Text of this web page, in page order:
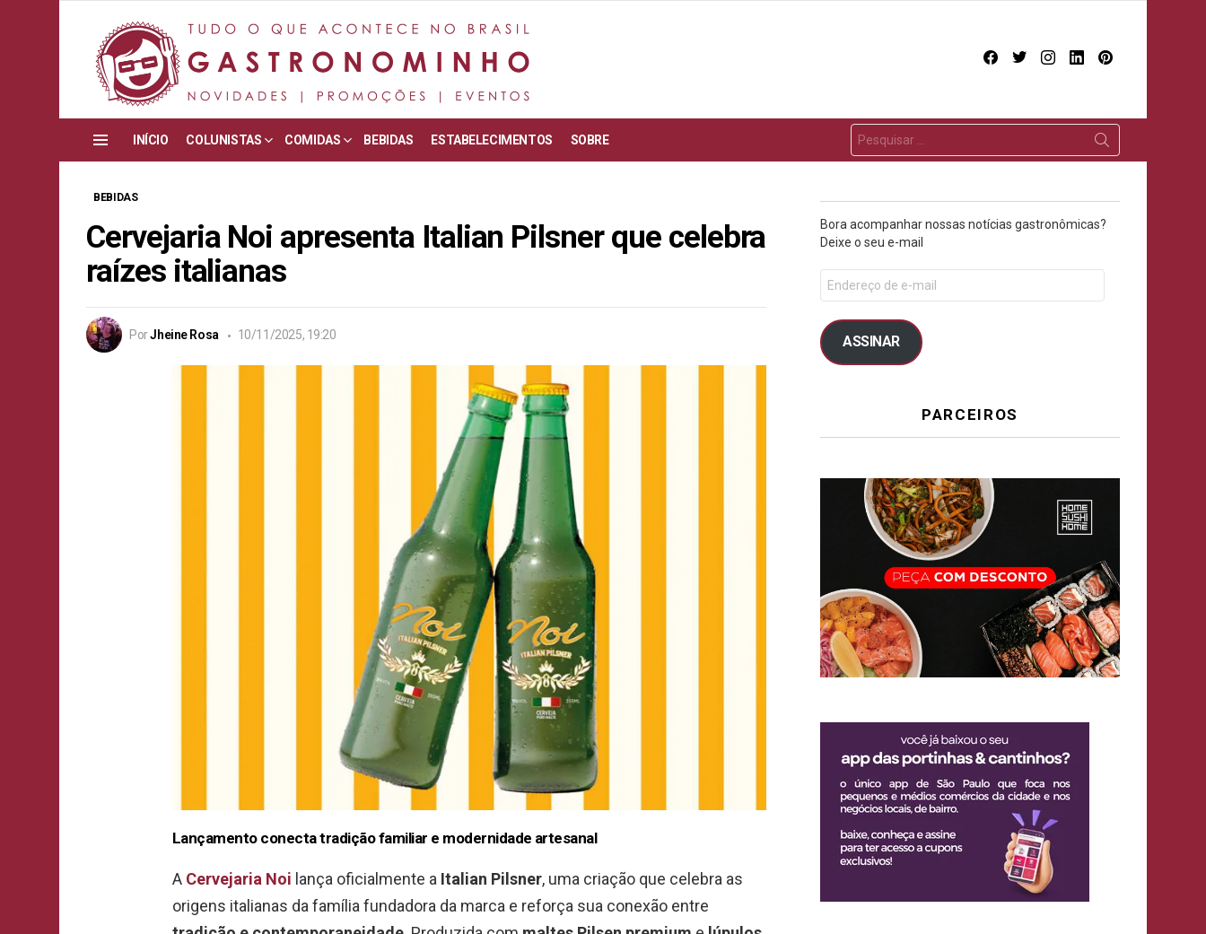
facebooktwitterinstagram
linkedin
INÍCIO COLUNISTAS COMIDAS BEBIDAS ESTABELECIMENTOS SOBRE
BEBIDAS
Cervejaria Noi apresenta Italian Pilsner que celebra
raízes italianas
PorJheine Rosa 10/11/2025, 19:20
Lançamento conecta tradição familiar e modernidade artesanal
A Cervejaria Noi lança oficialmente a Italian Pilsner, uma criação que celebra as
origens italianas da família fundadora da marca e reforça sua conexão entre
Bora acompanhar nossas notícias gastronômicas?
Deixe o seu e-mail
ASSINAR
PARCEIROS